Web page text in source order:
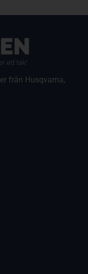
från Husqvarna,